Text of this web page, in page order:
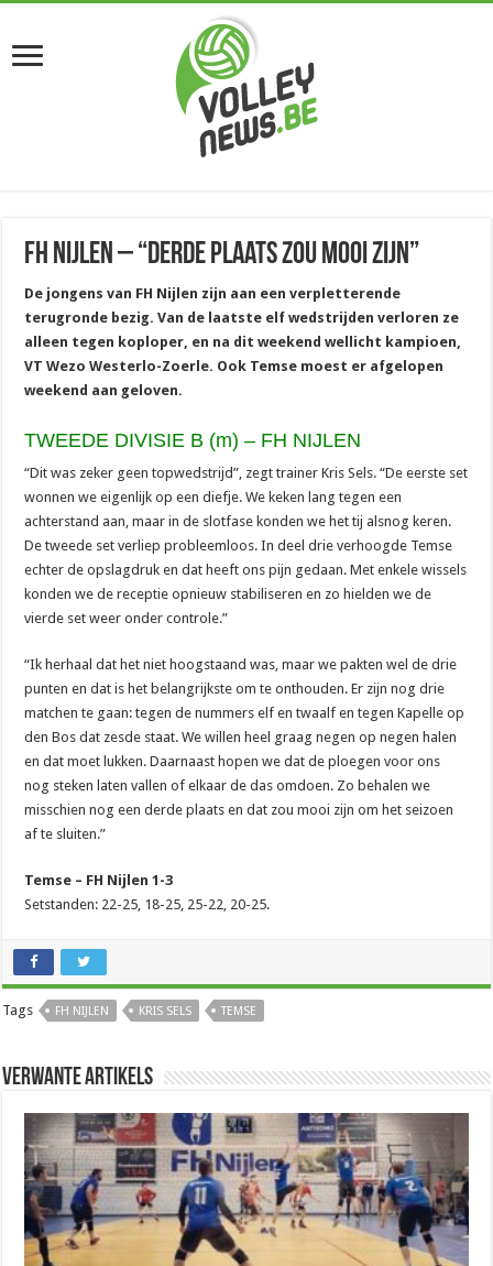
FH Nijlen – “Derde plaats zou mooi zijn”
De jongens van FH Nijlen zijn aan een verpletterende
terugronde bezig. Van de laatste elf wedstrijden verloren ze
alleen tegen koploper, en na dit weekend wellicht kampioen,
VT Wezo Westerlo-Zoerle. Ook Temse moest er afgelopen
weekend aan geloven.
TWEEDE DIVISIE B (m) – FH NIJLEN
“Dit was zeker geen topwedstrijd”, zegt trainer Kris Sels. “De eerste set
wonnen we eigenlijk op een diefje. We keken lang tegen een
achterstand aan, maar in de slotfase konden we het tij alsnog keren.
De tweede set verliep probleemloos. In deel drie verhoogde Temse
echter de opslagdruk en dat heeft ons pijn gedaan. Met enkele wissels
konden we de receptie opnieuw stabiliseren en zo hielden we de
vierde set weer onder controle.”
“Ik herhaal dat het niet hoogstaand was, maar we pakten wel de drie
punten en dat is het belangrijkste om te onthouden. Er zijn nog drie
matchen te gaan: tegen de nummers elf en twaalf en tegen Kapelle op
den Bos dat zesde staat. We willen heel graag negen op negen halen
en dat moet lukken. Daarnaast hopen we dat de ploegen voor ons
nog steken laten vallen of elkaar de das omdoen. Zo behalen we
misschien nog een derde plaats en dat zou mooi zijn om het seizoen
af te sluiten.”
Temse – FH Nijlen 1-3
Setstanden: 22-25, 18-25, 25-22, 20-25.
Tags FH NIJLEN KRIS SELS TEMSE
Verwante artikels